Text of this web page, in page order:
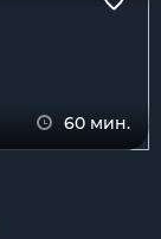
60 мин.